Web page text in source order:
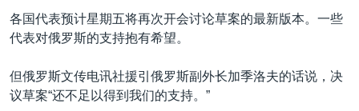
各国代表预计星期五将再次开会讨论草案的最新版本。一些
代表对俄罗斯的支持抱有希望。
但俄罗斯文传电讯社援引俄罗斯副外长加季洛夫的话说，决
议草案“还不足以得到我们的支持。”